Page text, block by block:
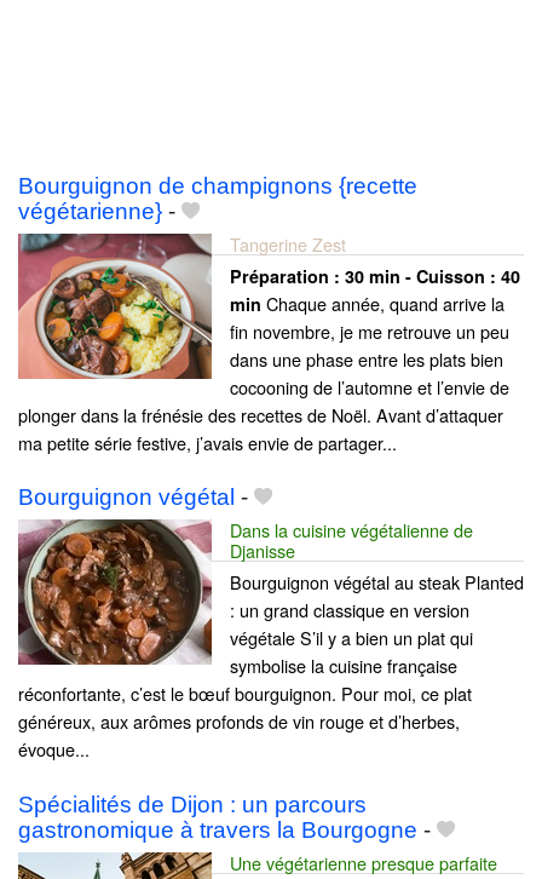
Bourguignon de champignons {recette
végétarienne} -
Tangerine Zest
Préparation : 30 min - Cuisson : 40
min Chaque année, quand arrive la
fin novembre, je me retrouve un peu
dans une phase entre les plats bien
cocooning de l’automne et l’envie de
plonger dans la frénésie des recettes de Noël. Avant d’attaquer
ma petite série festive, j’avais envie de partager...
Bourguignon végétal -
Dans la cuisine végétalienne de
Djanisse
Bourguignon végétal au steak Planted
: un grand classique en version
végétale S’il y a bien un plat qui
symbolise la cuisine française
réconfortante, c’est le bœuf bourguignon. Pour moi, ce plat
généreux, aux arômes profonds de vin rouge et d’herbes,
évoque...
Spécialités de Dijon : un parcours
gastronomique à travers la Bourgogne -
Une végétarienne presque parfaite